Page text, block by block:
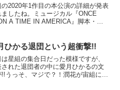
てこと...
の2020年1作目の本公演の詳細が発表
ましたね。ミュージカル『ONCE
A TIME IN AMERICA』脚本・演
ましょう。「 で し ょ う ね ー ‼
リジナル作品は期待の表れ？っちゅ
とで、...
ひかる退団という超衝撃!!
星組の集合日だった模様ですが、
された退団者の中に愛月ひかるの文
うっそ、マジで？！潤花が宙組に組